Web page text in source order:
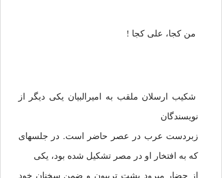
من كجا، على كجا !
شكيب ارسلان ملقب به اميرالبيان يكى ديگر از
نويسندگان
زبردست عرب در عصر حاضر است. در جلسه‏اى
كه به افتخار او در مصر تشكيل شده بود، يكى
از حضار مى‏رود پشت تريبون و ضمن سخنان خود